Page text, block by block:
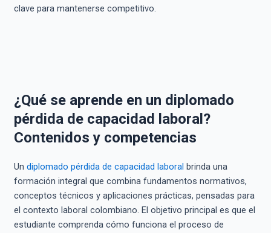
clave para mantenerse competitivo.
¿Qué se aprende en un diplomado
pérdida de capacidad laboral?
Contenidos y competencias
Un diplomado pérdida de capacidad laboral brinda una
formación integral que combina fundamentos normativos,
conceptos técnicos y aplicaciones prácticas, pensadas para
el contexto laboral colombiano. El objetivo principal es que el
estudiante comprenda cómo funciona el proceso de